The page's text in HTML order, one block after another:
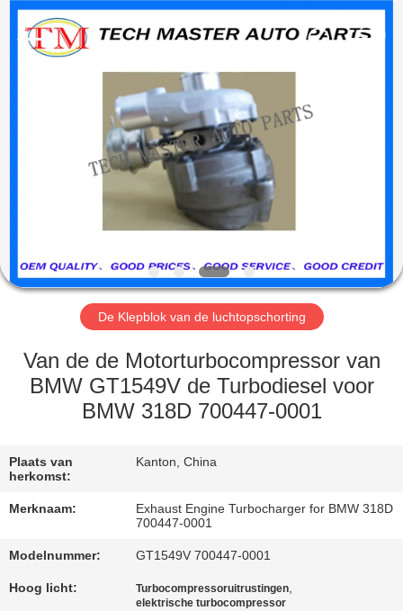
PRODUCTEN
OVER
ONS
FABRIEKSRONDLEIDING
KWALITEITSCONTROLE
NEEM
ONS
OP
master
auto
De Klepblok van de luchtopschorting
Van de de Motorturbocompressor van
BMW GT1549V de Turbodiesel voor
BMW 318D 700447-0001
Plaats van
herkomst:
Kanton, China
Merknaam:
Exhaust Engine Turbocharger for BMW 318D
700447-0001
Modelnummer: GT1549V 700447-0001
Hoog licht: Turbocompressoruitrustingen,
elektrische turbocompressor